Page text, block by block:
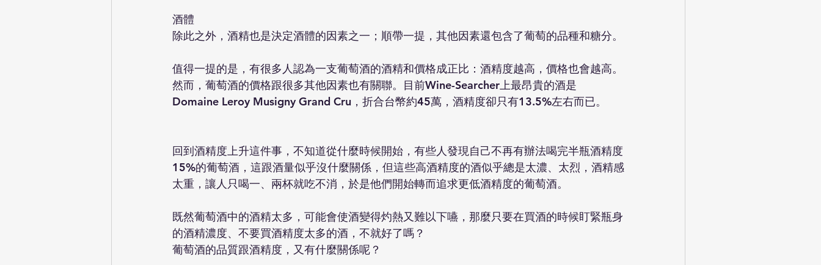
酒體
除此之外，酒精也是決定酒體的因素之一；順帶一提，其他因素還包含了葡萄的品種和糖分。
值得一提的是，有很多人認為一支葡萄酒的酒精和價格成正比：酒精度越高，價格也會越高。
然而，葡萄酒的價格跟很多其他因素也有關聯。目前Wine-Searcher上最昂貴的酒是
Domaine Leroy Musigny Grand Cru，折合台幣約45萬，酒精度卻只有13.5%左右而已。
回到酒精度上升這件事，不知道從什麼時候開始，有些人發現自己不再有辦法喝完半瓶酒精度
15%的葡萄酒，這跟酒量似乎沒什麼關係，但這些高酒精度的酒似乎總是太濃、太烈，酒精感
太重，讓人只喝一、兩杯就吃不消，於是他們開始轉而追求更低酒精度的葡萄酒。
既然葡萄酒中的酒精太多，可能會使酒變得灼熱又難以下嚥，那麼只要在買酒的時候盯緊瓶身
的酒精濃度、不要買酒精度太多的酒，不就好了嗎？
葡萄酒的品質跟酒精度，又有什麼關係呢？